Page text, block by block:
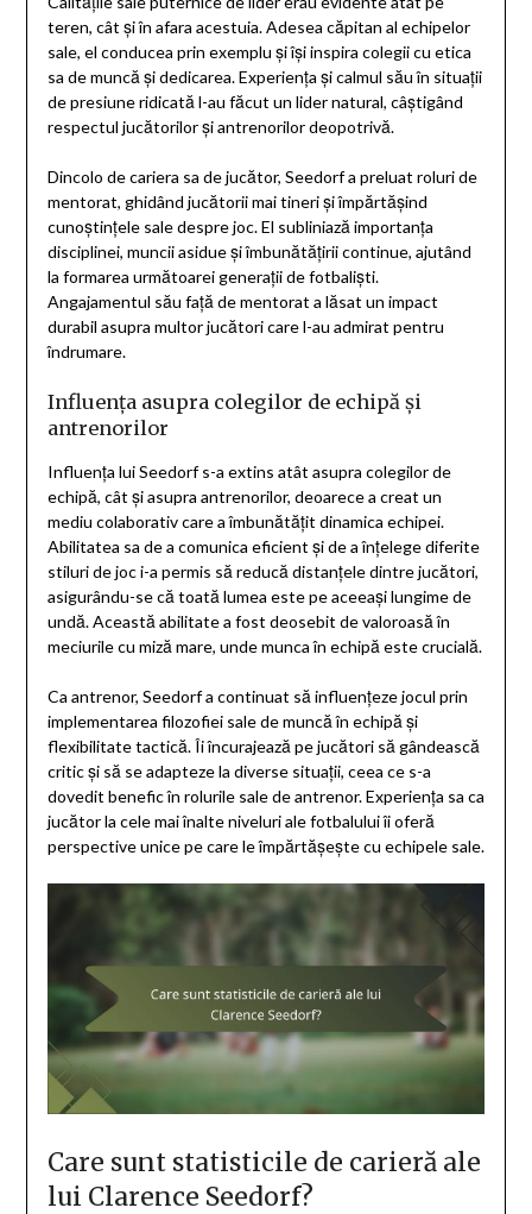
teren, cât și în afara acestuia. Adesea căpitan al echipelor
sale, el conducea prin exemplu și își inspira colegii cu etica
sa de muncă și dedicarea. Experiența și calmul său în situații
de presiune ridicată l-au făcut un lider natural, câștigând
respectul jucătorilor și antrenorilor deopotrivă.
Dincolo de cariera sa de jucător, Seedorf a preluat roluri de
mentorat, ghidând jucătorii mai tineri și împărtășind
cunoștințele sale despre joc. El subliniază importanța
disciplinei, muncii asidue și îmbunătățirii continue, ajutând
la formarea următoarei generații de fotbaliști.
Angajamentul său față de mentorat a lăsat un impact
durabil asupra multor jucători care l-au admirat pentru
îndrumare.
Influența asupra colegilor de echipă și
antrenorilor
Influența lui Seedorf s-a extins atât asupra colegilor de
echipă, cât și asupra antrenorilor, deoarece a creat un
mediu colaborativ care a îmbunătățit dinamica echipei.
Abilitatea sa de a comunica eficient și de a înțelege diferite
stiluri de joc i-a permis să reducă distanțele dintre jucători,
asigurându-se că toată lumea este pe aceeași lungime de
undă. Această abilitate a fost deosebit de valoroasă în
meciurile cu miză mare, unde munca în echipă este crucială.
Ca antrenor, Seedorf a continuat să influențeze jocul prin
implementarea filozofiei sale de muncă în echipă și
flexibilitate tactică. Îi încurajează pe jucători să gândească
critic și să se adapteze la diverse situații, ceea ce s-a
dovedit benefic în rolurile sale de antrenor. Experiența sa ca
jucător la cele mai înalte niveluri ale fotbalului îi oferă
perspective unice pe care le împărtășește cu echipele sale.
Care sunt statisticile de carieră ale
lui Clarence Seedorf?